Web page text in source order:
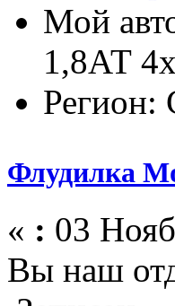
Мой
1,8АТ
Регион:
Флудилка
« : 03
Вы наш